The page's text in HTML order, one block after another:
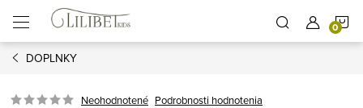
obsah
DOPLNKY
Neohodnotené Podrobnosti hodnotenia